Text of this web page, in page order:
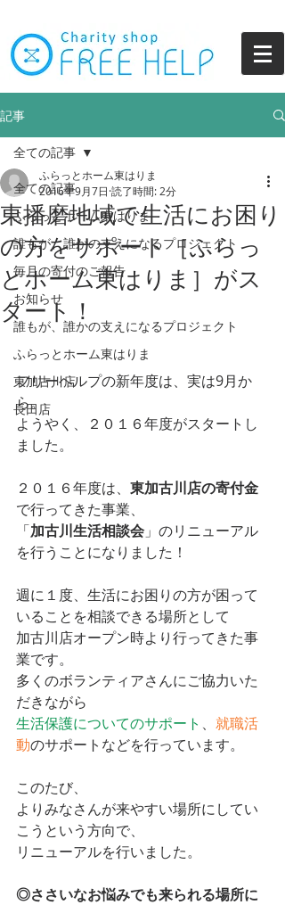
記事
全ての記事
ふらっとホーム東はりま
誰もが、誰かの支えになるプロジェクト
毎月の寄付のご報告
お知らせ
誰もが、誰かの支えになるプロジェクト
ふらっとホーム東はりま
東加古川店
長田店
全ての記事
東播磨地域で生活にお困り
の方をサポート［ふらっ
とホーム東はりま］がス
タート！
ふらっとホーム東はりま
2016年9月7日 読了時間: 2分
フリーヘルプの新年度は、実は9月か
ら。
ようやく、２０１６年度がスタートし
ました。
２０１６年度は、 東加古川店の寄付金
で行ってきた事業、
「加古川生活相談会 」のリニューアル
を行うことになりました！
週に１度、生活にお困りの方が困って
いることを相談できる場所として
加古川店オープン時より行ってきた事
業です。
多くのボランティアさんにご協力いた
だきながら
生活保護についてのサポート 、 就職活
動のサポートなどを行っています。
このたび、
よりみなさんが来やすい場所にしてい
こうという方向で、
リニューアルを行いました。
◎ささいなお悩みでも来られる場所に